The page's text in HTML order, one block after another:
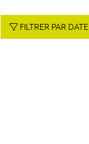
FILTRER PAR DATE